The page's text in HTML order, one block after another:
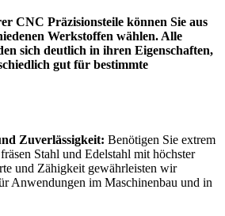
CNC Präzisionsteile können Sie aus
Werkstoffen wählen. Alle
sich deutlich in ihren Eigenschaften,
gut für bestimmte
Zuverlässigkeit: Benötigen Sie extrem
Stahl und Edelstahl mit höchster
und Zähigkeit gewährleisten wir
Anwendungen im Maschinenbau und in